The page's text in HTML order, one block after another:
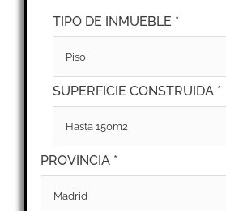
TIPO DE INMUEBLE *
SUPERFICIE CONSTRUIDA *
PROVINCIA *